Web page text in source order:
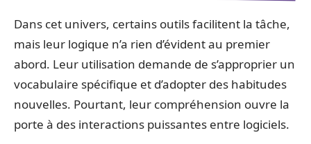
Dans cet univers, certains outils facilitent la tâche,
mais leur logique n’a rien d’évident au premier
abord. Leur utilisation demande de s’approprier un
vocabulaire spécifique et d’adopter des habitudes
nouvelles. Pourtant, leur compréhension ouvre la
porte à des interactions puissantes entre logiciels.